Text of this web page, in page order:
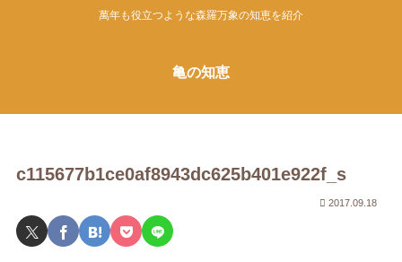
萬年も役立つような森羅万象の知恵を紹介
亀の知恵
c115677b1ce0af8943dc625b401e922f_s
2017.09.18